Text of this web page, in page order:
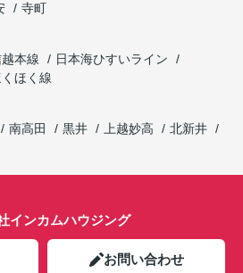
寺町
本線
日本海ひすいライン
ほく線
南高田 黒井 上越妙高
北新井
インカムハウジング
お問い合わせ